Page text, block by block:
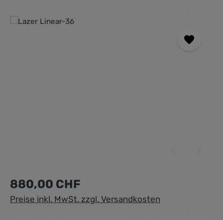
Bildergalerie überspringen
Regulärer Preis:
880,00 CHF
Preise inkl. MwSt. zzgl. Versandkosten